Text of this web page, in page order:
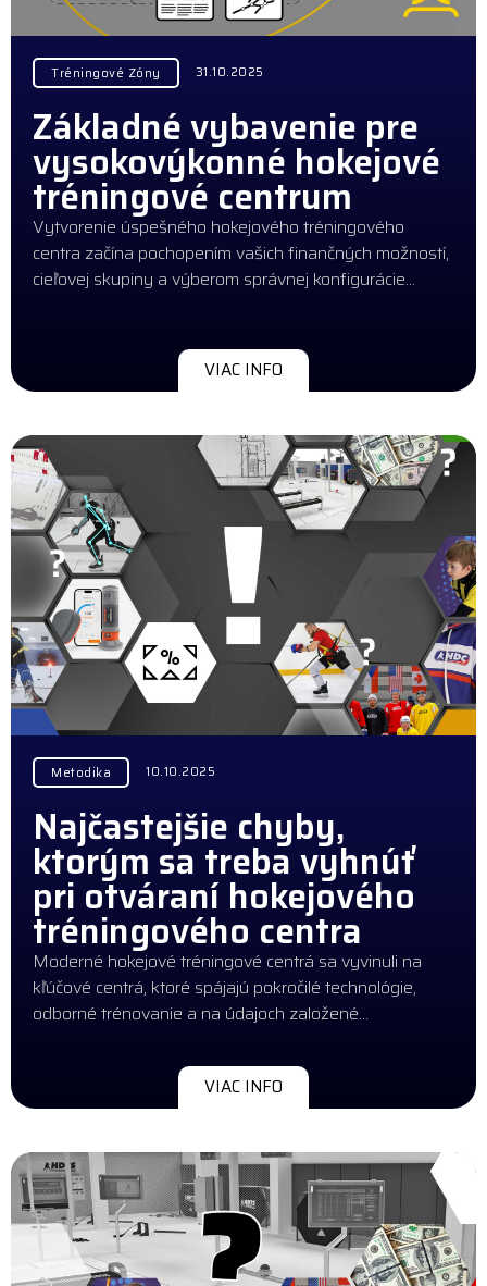
Tréningové Zóny 31.10.2025
Základné vybavenie pre
vysokovýkonné hokejové
tréningové centrum
Vytvorenie úspešného hokejového tréningového
centra začína pochopením vašich finančných možností,
cieľovej skupiny a výberom správnej konfigurácie…
VIAC INFO
Metodika 10.10.2025
Najčastejšie chyby,
ktorým sa treba vyhnúť
pri otváraní hokejového
tréningového centra
Moderné hokejové tréningové centrá sa vyvinuli na
kľúčové centrá, ktoré spájajú pokročilé technológie,
odborné trénovanie a na údajoch založené…
VIAC INFO